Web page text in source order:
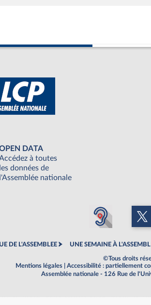
DATA
à toutes
les données de
l'Assemblée nationale
DE L'ASSEMBLEE UNE SEMAINE À
©Tous droits
Mentions légales
Accessibilité : partiellement
Assemblée nationale - 126 Rue de